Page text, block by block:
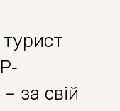
за свій